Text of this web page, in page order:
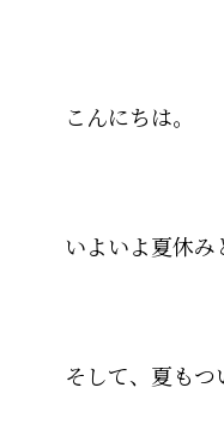
こんにちは。
いよいよ夏休み
そして、夏も